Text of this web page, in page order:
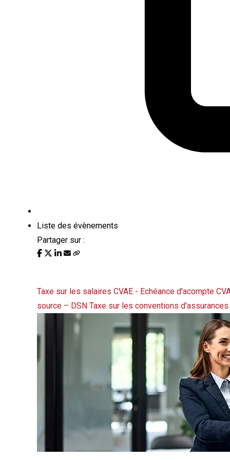
Liste des évènements
Partager sur :
Taxe sur les salaires CVAE - Echéance d'acompte
source – DSN Taxe sur les conventions d'assurances